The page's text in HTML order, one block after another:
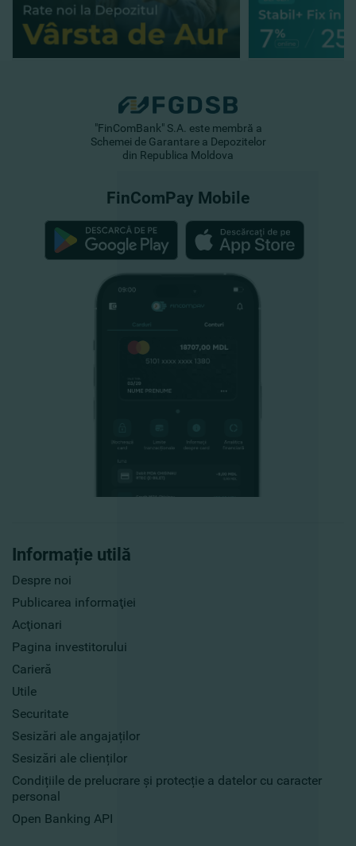
Informație utilă
Despre noi
Publicarea informaţiei
Acţionari
Pagina investitorului
Carieră
Utile
Securitate
Sesizări ale angajaților
Sesizări ale clienților
Condițiile de prelucrare și protecție a datelor cu caracter
personal
Open Banking API
"FinComBank" S.A. este membră a
Schemei de Garantare a Depozitelor
din Republica Moldova
FinComPay Mobile